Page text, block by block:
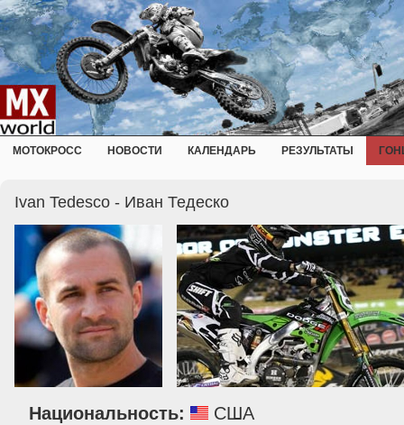
МОТОКРОСС НОВОСТИ КАЛЕНДАРЬ РЕЗУЛЬТАТЫ
Ivan Tedesco - Иван Тедеско
Национальность:
США